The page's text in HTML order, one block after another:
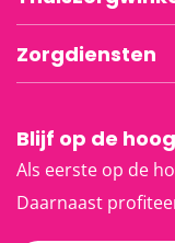
Zorgdiensten
Blijf op de
Als eerste op de
Daarnaast